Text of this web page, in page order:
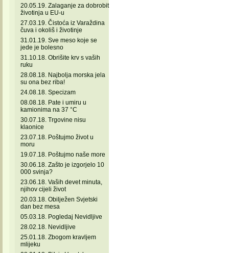
20.05.19. Zalaganje za dobrobit
životinja u EU-u
27.03.19. Čistoća iz Varaždina
čuva i okoliš i životinje
31.01.19. Sve meso koje se
jede je bolesno
31.10.18. Obrišite krv s vaših
ruku
28.08.18. Najbolja morska jela
su ona bez riba!
24.08.18. Specizam
08.08.18. Pate i umiru u
kamionima na 37 °C
30.07.18. Trgovine nisu
klaonice
23.07.18. Poštujmo život u
moru
19.07.18. Poštujmo naše more
30.06.18. Zašto je izgorjelo 10
000 svinja?
23.06.18. Vaših devet minuta,
njihov cijeli život
20.03.18. Obilježen Svjetski
dan bez mesa
05.03.18. Pogledaj Nevidljive
28.02.18. Nevidljive
25.01.18. Zbogom kravljem
mlijeku